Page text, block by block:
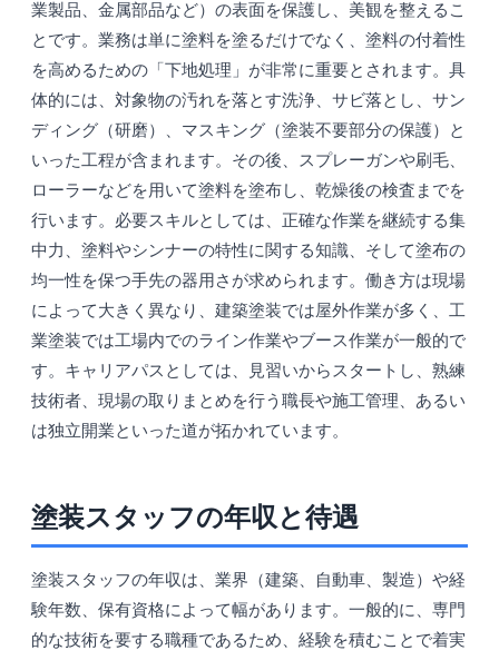
業製品、金属部品など）の表面を保護し、美観を整えるこ
とです。業務は単に塗料を塗るだけでなく、塗料の付着性
を高めるための「下地処理」が非常に重要とされます。具
体的には、対象物の汚れを落とす洗浄、サビ落とし、サン
ディング（研磨）、マスキング（塗装不要部分の保護）と
いった工程が含まれます。その後、スプレーガンや刷毛、
ローラーなどを用いて塗料を塗布し、乾燥後の検査までを
行います。必要スキルとしては、正確な作業を継続する集
中力、塗料やシンナーの特性に関する知識、そして塗布の
均一性を保つ手先の器用さが求められます。働き方は現場
によって大きく異なり、建築塗装では屋外作業が多く、工
業塗装では工場内でのライン作業やブース作業が一般的で
す。キャリアパスとしては、見習いからスタートし、熟練
技術者、現場の取りまとめを行う職長や施工管理、あるい
は独立開業といった道が拓かれています。
塗装スタッフの年収と待遇
塗装スタッフの年収は、業界（建築、自動車、製造）や経
験年数、保有資格によって幅があります。一般的に、専門
的な技術を要する職種であるため、経験を積むことで着実